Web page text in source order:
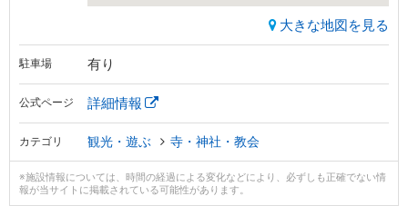
大きな地図を見る
駐車場 有り
公式ページ 詳細情報
カテゴリ 観光・遊ぶ 寺・神社・教会
※施設情報については、時間の経過による変化などにより、必ずしも正確でない情
報が当サイトに掲載されている可能性があります。